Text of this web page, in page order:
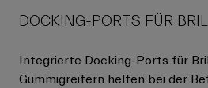
DOCKING-PORTS FÜR
Integrierte Docking-Ports für
Gummigreifern helfen bei der